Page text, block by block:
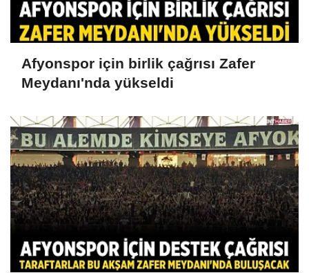
Afyonspor için birlik çağrısı Zafer
Meydanı'nda yükseldi